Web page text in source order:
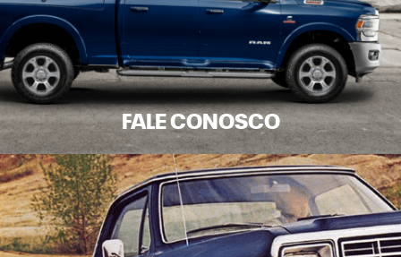
FALE CONOSCO